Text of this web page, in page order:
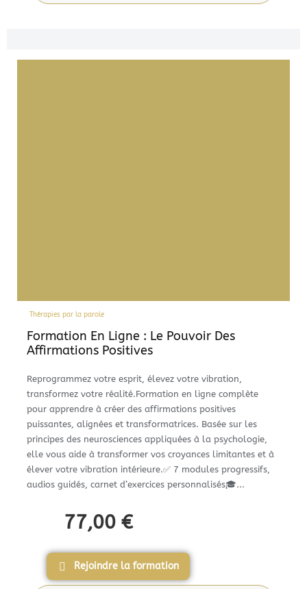
Thérapies par la parole
Formation En Ligne : Le Pouvoir Des
Affirmations Positives
Reprogrammez votre esprit, élevez votre vibration,
transformez votre réalité.Formation en ligne complète
pour apprendre à créer des affirmations positives
puissantes, alignées et transformatrices. Basée sur les
principes des neurosciences appliquées à la psychologie,
elle vous aide à transformer vos croyances limitantes et à
élever votre vibration intérieure.✅ 7 modules progressifs,
audios guidés, carnet d’exercices personnalisés🎓...
77,00 €
Rejoindre la formation